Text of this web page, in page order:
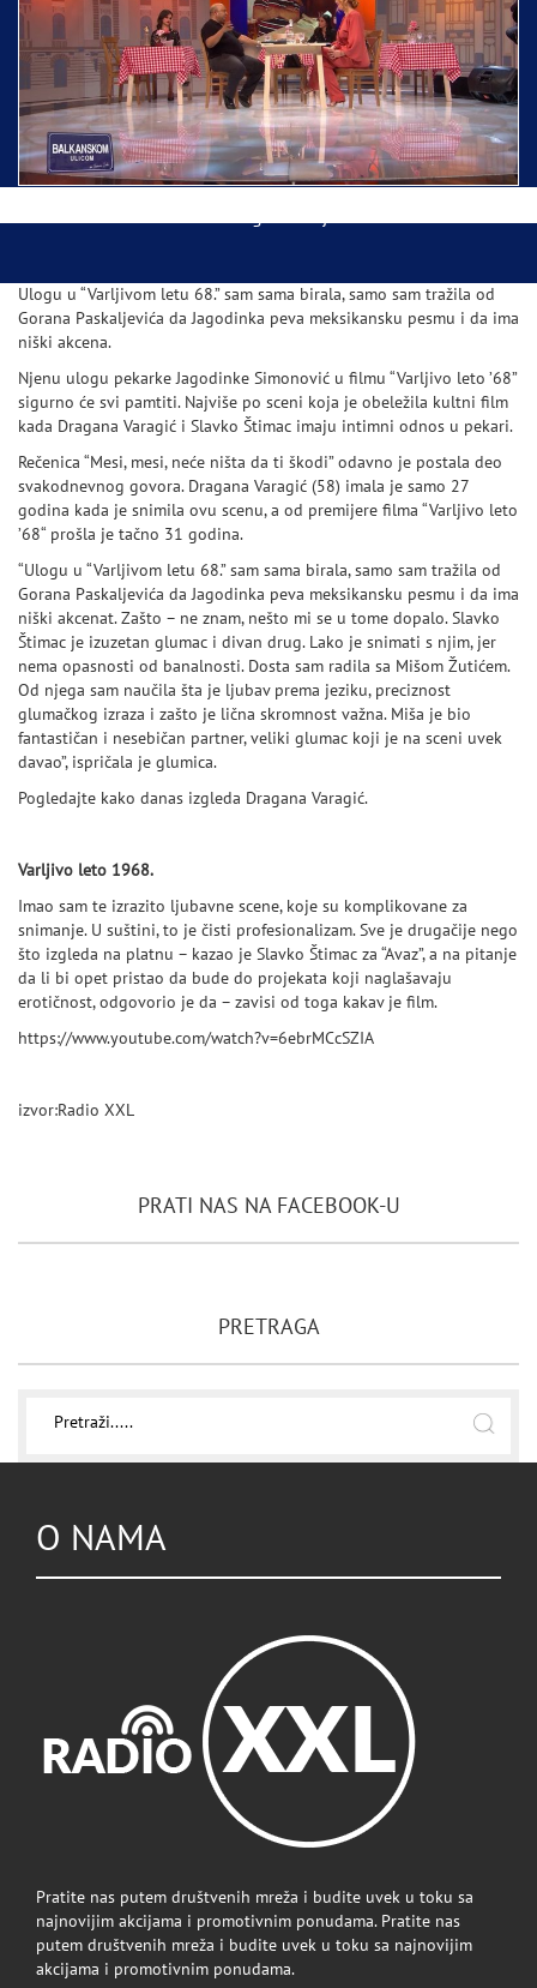
Ispraćaj Pojasa Presvete Bogorodice danas iz
Hrama Svetog Save
Ulogu u “Varljivom letu 68.” sam sama birala, samo sam tražila od
Gorana Paskaljevića da Jagodinka peva meksikansku pesmu i da ima
niški akcena.
Njenu ulogu pekarke Jagodinke Simonović u filmu “Varljivo leto ’68”
sigurno će svi pamtiti. Najviše po sceni koja je obeležila kultni film
kada Dragana Varagić i Slavko Štimac imaju intimni odnos u pekari.
Rečenica “Mesi, mesi, neće ništa da ti škodi” odavno je postala deo
svakodnevnog govora. Dragana Varagić (58) imala je samo 27
godina kada je snimila ovu scenu, a od premijere filma “Varljivo leto
’68“ prošla je tačno 31 godina.
“Ulogu u “Varljivom letu 68.” sam sama birala, samo sam tražila od
Gorana Paskaljevića da Jagodinka peva meksikansku pesmu i da ima
niški akcenat. Zašto – ne znam, nešto mi se u tome dopalo. Slavko
Štimac je izuzetan glumac i divan drug. Lako je snimati s njim, jer
nema opasnosti od banalnosti. Dosta sam radila sa Mišom Žutićem.
Od njega sam naučila šta je ljubav prema jeziku, preciznost
glumačkog izraza i zašto je lična skromnost važna. Miša je bio
fantastičan i nesebičan partner, veliki glumac koji je na sceni uvek
davao”, ispričala je glumica.
Pogledajte kako danas izgleda Dragana Varagić.
Varljivo leto 1968.
Imao sam te izrazito ljubavne scene, koje su komplikovane za
snimanje. U suštini, to je čisti profesionalizam. Sve je drugačije nego
što izgleda na platnu – kazao je Slavko Štimac za “Avaz”, a na pitanje
da li bi opet pristao da bude do projekata koji naglašavaju
erotičnost, odgovorio je da – zavisi od toga kakav je film.
https://www.youtube.com/watch?v=6ebrMCcSZIA
izvor:Radio XXL
PRATI NAS NA FACEBOOK-U
PRETRAGA
O NAMA
Pratite nas putem društvenih mreža i budite uvek u toku sa
najnovijim akcijama i promotivnim ponudama. Pratite nas
putem društvenih mreža i budite uvek u toku sa najnovijim
akcijama i promotivnim ponudama.